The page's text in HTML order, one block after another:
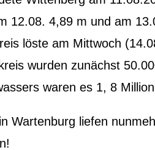
12.08. 4,89 m und am
löste am Mittwoch
wurden zunächst
waren es 1, 8
Wartenburg liefen